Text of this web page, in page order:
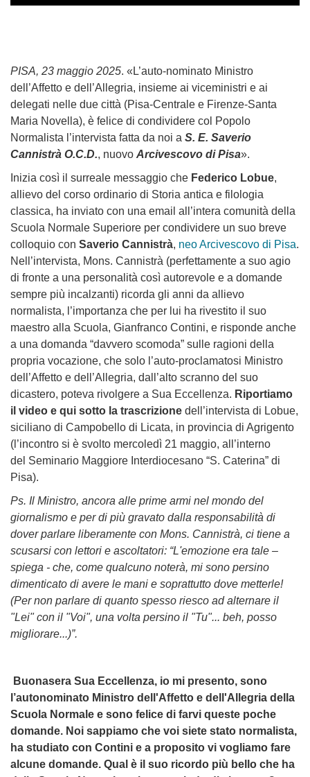
PISA, 23 maggio 2025. «L’auto-nominato Ministro
dell’Affetto e dell’Allegria, insieme ai viceministri e ai
delegati nelle due città (Pisa-Centrale e Firenze-Santa
Maria Novella), è felice di condividere col Popolo
Normalista l’intervista fatta da noi a S. E. Saverio
Cannistrà O.C.D., nuovo Arcivescovo di Pisa».
Inizia così il surreale messaggio che Federico Lobue,
allievo del corso ordinario di Storia antica e filologia
classica, ha inviato con una email all’intera comunità della
Scuola Normale Superiore per condividere un suo breve
colloquio con Saverio Cannistrà, neo Arcivescovo di Pisa.
Nell’intervista, Mons. Cannistrà (perfettamente a suo agio
di fronte a una personalità così autorevole e a domande
sempre più incalzanti) ricorda gli anni da allievo
normalista, l’importanza che per lui ha rivestito il suo
maestro alla Scuola, Gianfranco Contini, e risponde anche
a una domanda “davvero scomoda” sulle ragioni della
propria vocazione, che solo l’auto-proclamatosi Ministro
dell’Affetto e dell’Allegria, dall’alto scranno del suo
dicastero, poteva rivolgere a Sua Eccellenza. Riportiamo
il video e qui sotto la trascrizione dell’intervista di Lobue,
siciliano di Campobello di Licata, in provincia di Agrigento
(l’incontro si è svolto mercoledì 21 maggio, all’interno
del Seminario Maggiore Interdiocesano “S. Caterina” di
Pisa).
Ps. Il Ministro, ancora alle prime armi nel mondo del
giornalismo e per di più gravato dalla responsabilità di
dover parlare liberamente con Mons. Cannistrà, ci tiene a
scusarsi con lettori e ascoltatori: “L'emozione era tale –
spiega - che, come qualcuno noterà, mi sono persino
dimenticato di avere le mani e soprattutto dove metterle!
(Per non parlare di quanto spesso riesco ad alternare il
"Lei" con il "Voi", una volta persino il "Tu"... beh, posso
migliorare...)”.
Buonasera Sua Eccellenza, io mi presento, sono
l’autonominato Ministro dell'Affetto e dell'Allegria della
Scuola Normale e sono felice di farvi queste poche
domande. Noi sappiamo che voi siete stato normalista,
ha studiato con Contini e a proposito vi vogliamo fare
alcune domande. Qual è il suo ricordo più bello che ha